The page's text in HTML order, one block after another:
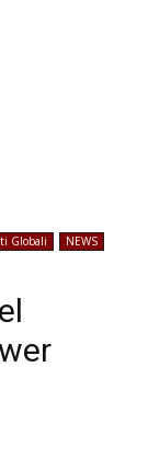
Globali
NEWS